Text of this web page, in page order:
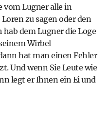
vom Lugner alle in
zu sagen oder den
dem Lugner die Loge
Wirbel
hat man einen Fehler
Und wenn Sie Leute wie
legt er Ihnen ein Ei und